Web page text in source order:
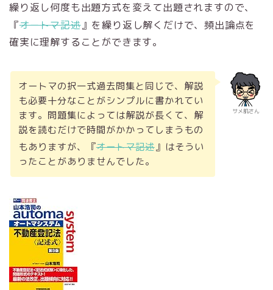
繰り返し何度も出題方式を変えて出題されますので、
『オートマ記述』を繰り返し解くだけで、頻出論点を
確実に理解することができます。
サメ肌さん
オートマの択一式過去問集と同じで、解説
も必要十分なことがシンプルに書かれてい
ます。問題集によっては解説が長くて、解
説を読むだけで時間がかかってしまうもの
もありますが、『オートマ記述』はそうい
ったことがありませんでした。